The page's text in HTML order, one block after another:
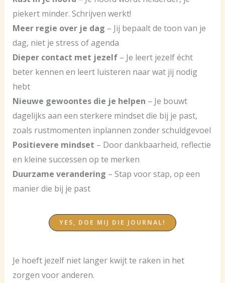
piekert minder. Schrijven werkt!
Meer regie over je dag – Jij bepaalt de toon van je
dag, niet je stress of agenda
Dieper contact met jezelf– Je leert jezelf écht
beter kennen en leert luisteren naar wat jij nodig
hebt
Nieuwe gewoontes die je helpen – Je bouwt
dagelijks aan een sterkere mindset die bij je past,
zoals rustmomenten inplannen zonder schuldgevoel
Positievere mindset – Door dankbaarheid, reflectie
en kleine successen op te merken
Duurzame verandering – Stap voor stap, op een
manier die bij je past
YES, DOE MIJ DIE JOURNAL!
Je hoeft jezelf niet langer kwijt te raken in het
zorgen voor anderen.